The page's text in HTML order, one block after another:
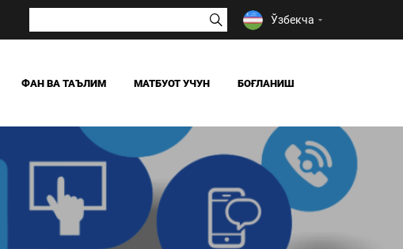
Ўзбекча
ФАН ВА ТАЪЛИМ МАТБУОТ УЧУН
ЯНГИЛИКЛАР
ОАВ БИЗ ҲАҚИМИЗДА
БОҒЛАНИШ